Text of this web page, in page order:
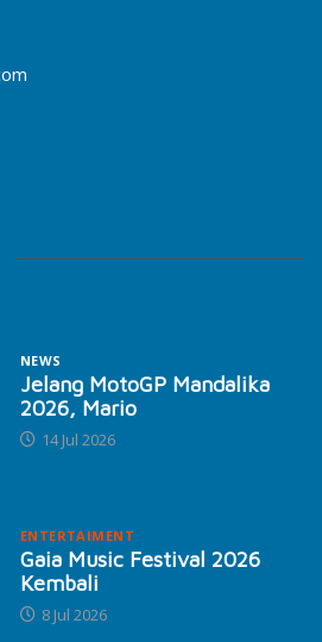
NEWS
Jelang MotoGP Mandalika
2026, Mario
14 Jul 2026
ENTERTAIMENT
Gaia Music Festival 2026
Kembali
8 Jul 2026